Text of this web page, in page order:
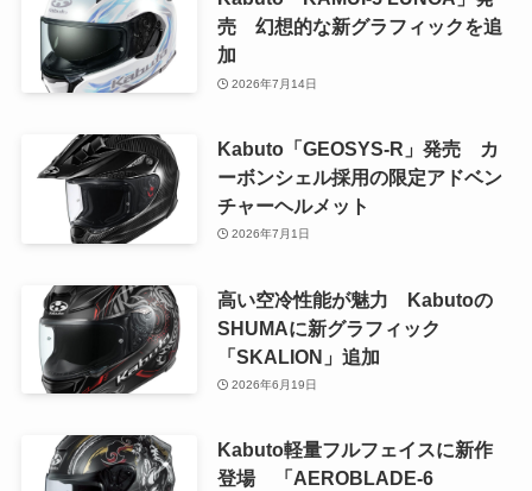
売 幻想的な新グラフィックを追
加
2026年7月14日
Kabuto「GEOSYS-R」発売 カ
ーボンシェル採用の限定アドベン
チャーヘルメット
2026年7月1日
高い空冷性能が魅力 Kabutoの
SHUMAに新グラフィック
「SKALION」追加
2026年6月19日
Kabuto軽量フルフェイスに新作
登場 「AEROBLADE-6